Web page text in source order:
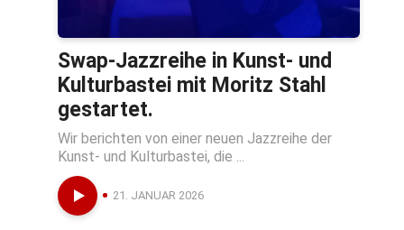
Swap-Jazzreihe in Kunst- und
Kulturbastei mit Moritz Stahl
gestartet.
Wir berichten von einer neuen Jazzreihe der
Kunst- und Kulturbastei, die ...
21. JANUAR 2026